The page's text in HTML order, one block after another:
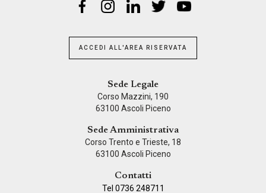
ACCEDI ALL'AREA RISERVATA
Sede Legale
Corso Mazzini, 190
63100 Ascoli Piceno
Sede Amministrativa
Corso Trento e Trieste, 18
63100 Ascoli Piceno
Contatti
Tel 0736 248711